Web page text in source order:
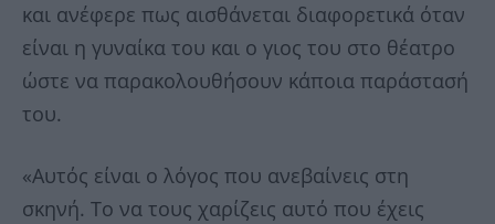
και ανέφερε πως αισθάνεται διαφορετικά όταν
είναι η γυναίκα του και ο γιος του στο θέατρο
ώστε να παρακολουθήσουν κάποια παράστασή
του.
«Αυτός είναι ο λόγος που ανεβαίνεις στη
σκηνή. Το να τους χαρίζεις αυτό που έχεις